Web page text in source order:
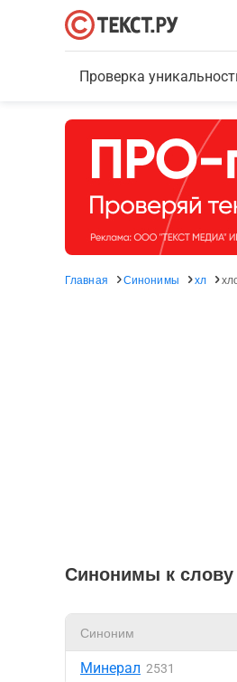
Проверка
Главная Синонимы хл
Синонимы к
Синоним
Минерал 2531